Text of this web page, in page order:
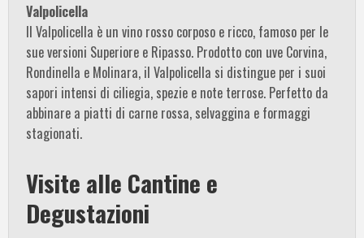
Valpolicella
Il Valpolicella è un vino rosso corposo e ricco, famoso per le
sue versioni Superiore e Ripasso. Prodotto con uve Corvina,
Rondinella e Molinara, il Valpolicella si distingue per i suoi
sapori intensi di ciliegia, spezie e note terrose. Perfetto da
abbinare a piatti di carne rossa, selvaggina e formaggi
stagionati.
Visite alle Cantine e
Degustazioni